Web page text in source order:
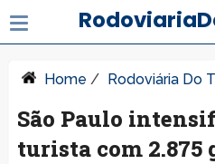
Home / Rodoviária Do
São Paulo
turista com 2.875